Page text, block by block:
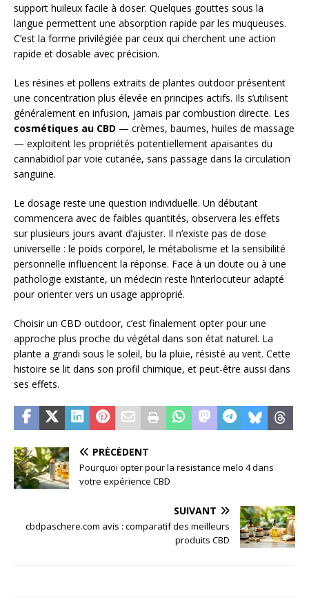
support huileux facile à doser. Quelques gouttes sous la
langue permettent une absorption rapide par les muqueuses.
C’est la forme privilégiée par ceux qui cherchent une action
rapide et dosable avec précision.
Les résines et pollens extraits de plantes outdoor présentent
une concentration plus élevée en principes actifs. Ils s’utilisent
généralement en infusion, jamais par combustion directe. Les
cosmétiques au CBD — crèmes, baumes, huiles de massage
— exploitent les propriétés potentiellement apaisantes du
cannabidiol par voie cutanée, sans passage dans la circulation
sanguine.
Le dosage reste une question individuelle. Un débutant
commencera avec de faibles quantités, observera les effets
sur plusieurs jours avant d’ajuster. Il n’existe pas de dose
universelle : le poids corporel, le métabolisme et la sensibilité
personnelle influencent la réponse. Face à un doute ou à une
pathologie existante, un médecin reste l’interlocuteur adapté
pour orienter vers un usage approprié.
Choisir un CBD outdoor, c’est finalement opter pour une
approche plus proche du végétal dans son état naturel. La
plante a grandi sous le soleil, bu la pluie, résisté au vent. Cette
histoire se lit dans son profil chimique, et peut-être aussi dans
ses effets.
PRÉCÉDENT
Pourquoi opter pour la resistance melo 4 dans
votre expérience CBD
SUIVANT
cbdpaschere.com avis : comparatif des meilleurs
produits CBD